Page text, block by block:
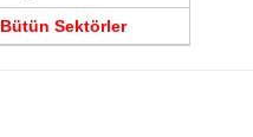
Bütün Sektörler